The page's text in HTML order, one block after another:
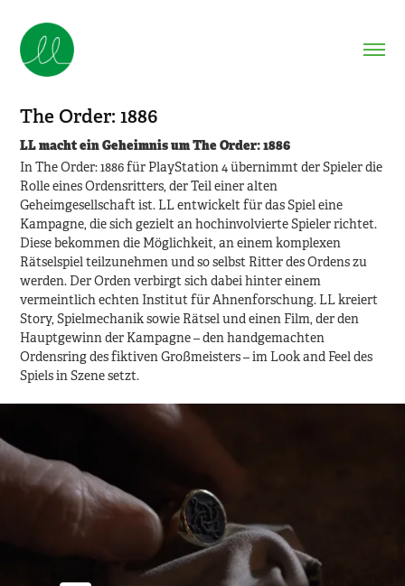
The Order: 1886
LL macht ein Geheimnis um The Order: 1886
In The Order: 1886 für PlayStation 4 übernimmt der Spieler die
Rolle eines Ordensritters, der Teil einer alten
Geheimgesellschaft ist. LL entwickelt für das Spiel eine
Kampagne, die sich gezielt an hochinvolvierte Spieler richtet.
Diese bekommen die Möglichkeit, an einem komplexen
Rätselspiel teilzunehmen und so selbst Ritter des Ordens zu
werden. Der Orden verbirgt sich dabei hinter einem
vermeintlich echten Institut für Ahnenforschung. LL kreiert
Story, Spielmechanik sowie Rätsel und einen Film, der den
Hauptgewinn der Kampagne – den handgemachten
Ordensring des fiktiven Großmeisters – im Look and Feel des
Spiels in Szene setzt.